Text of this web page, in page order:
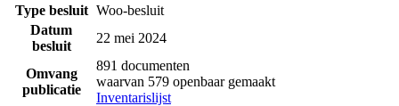
Type besluit Woo-besluit
Datum
besluit
22 mei 2024
Omvang
publicatie
891 documenten
waarvan 579 openbaar gemaakt
Inventarislijst